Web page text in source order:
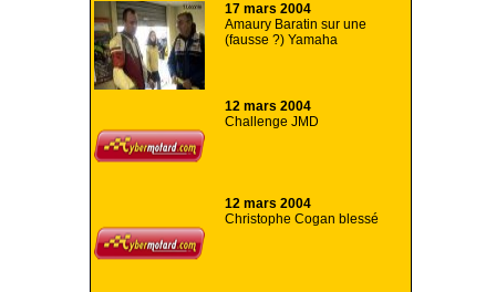
17 mars 2004
Amaury Baratin sur une
(fausse ?) Yamaha
12 mars 2004
Challenge JMD
12 mars 2004
Christophe Cogan blessé